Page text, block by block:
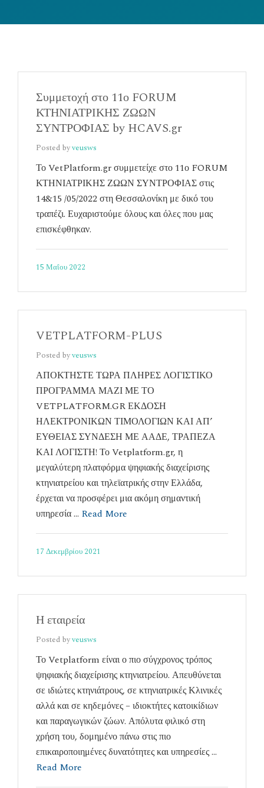
Συμμετοχή στο 11ο FORUM
ΚΤΗΝΙΑΤΡΙΚΗΣ ΖΩΩΝ
ΣΥΝΤΡΟΦΙΑΣ by HCAVS.gr
Posted byveusws
Το VetPlatform.gr συμμετείχε στο 11ο FORUM
ΚΤΗΝΙΑΤΡΙΚΗΣ ΖΩΩΝ ΣΥΝΤΡΟΦΙΑΣ στις
14&15 /05/2022 στη Θεσσαλονίκη με δικό του
τραπέζι. Ευχαριστούμε όλους και όλες που μας
επισκέφθηκαν.
15 Μαΐου 2022
VETPLATFORM-PLUS
Posted byveusws
ΑΠΟΚΤΗΣΤΕ ΤΩΡΑ ΠΛΗΡΕΣ ΛΟΓΙΣΤΙΚΟ
ΠΡΟΓΡΑΜΜΑ ΜΑΖΙ ΜΕ ΤΟ
VETPLATFORM.GR ΕΚΔΟΣΗ
ΗΛΕΚΤΡΟΝΙΚΩΝ ΤΙΜΟΛΟΓΙΩΝ ΚΑΙ ΑΠ’
ΕΥΘΕΙΑΣ ΣΥΝΔΕΣΗ ΜΕ ΑΑΔΕ, ΤΡΑΠΕΖΑ
ΚΑΙ ΛΟΓΙΣΤΗ! Το Vetplatform.gr, η
μεγαλύτερη πλατφόρμα ψηφιακής διαχείρισης
κτηνιατρείου και τηλεϊατρικής στην Ελλάδα,
έρχεται να προσφέρει μια ακόμη σημαντική
υπηρεσία … Read More
17 Δεκεμβρίου 2021
Η εταιρεία
Posted byveusws
Το Vetplatform είναι ο πιο σύγχρονος τρόπος
ψηφιακής διαχείρισης κτηνιατρείου. Απευθύνεται
σε ιδιώτες κτηνιάτρους, σε κτηνιατρικές Κλινικές
αλλά και σε κηδεμόνες – ιδιοκτήτες κατοικίδιων
και παραγωγικών ζώων. Απόλυτα φιλικό στη
χρήση του, δομημένο πάνω στις πιο
επικαιροποιημένες δυνατότητες και υπηρεσίες …
Read More